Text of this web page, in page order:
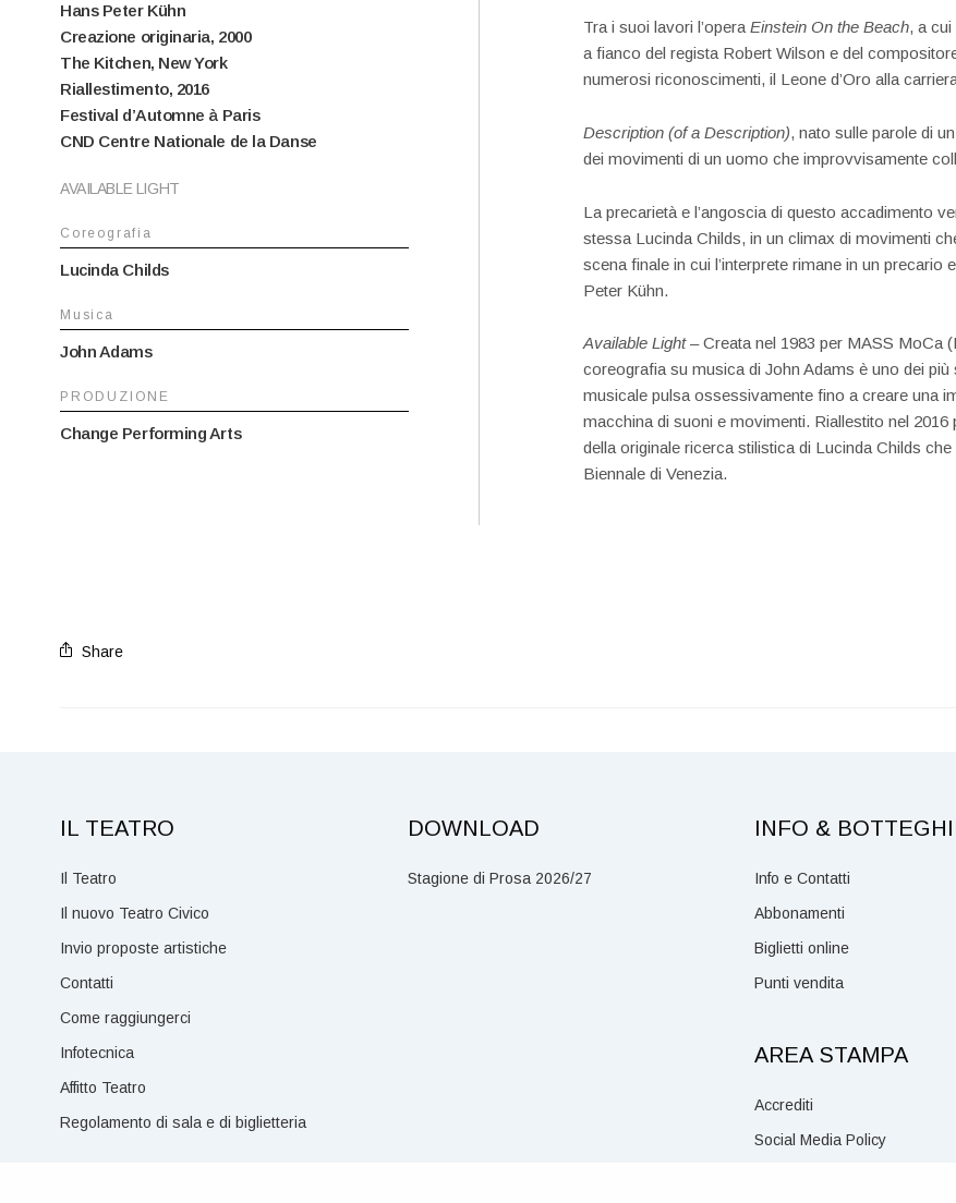
Hans Peter Kühn
Creazione originaria, 2000
The Kitchen, New York
Riallestimento, 2016
Festival d’Automne à Paris
CND Centre Nationale de la Danse
AVAILABLE LIGHT
Coreografia
Lucinda Childs
Musica
John Adams
PRODUZIONE
Change Performing Arts
Tra i suoi lavori l’opera Einstein On the Beach, a cui
a fianco del regista Robert Wilson e del
numerosi riconoscimenti, il Leone d’Oro alla
Description (of a Description), nato sulle parole di
dei movimenti di un uomo che improvvisamente
La precarietà e l’angoscia di questo accadimento
stessa Lucinda Childs, in un climax di movimenti
scena finale in cui l’interprete rimane in un
Peter Kühn.
Available Light– Creata nel 1983 per MASS MoCa
coreografia su musica di John Adams è uno dei
musicale pulsa ossessivamente fino a creare una
macchina di suoni e movimenti. Riallestito nel 2016
della originale ricerca stilistica di Lucinda Childs
Biennale di Venezia.
Share
IL TEATRO
Il Teatro
Il nuovo Teatro Civico
Invio proposte artistiche
Contatti
Come raggiungerci
Infotecnica
Affitto Teatro
Regolamento di sala e di biglietteria
DOWNLOAD
Stagione di Prosa 2026/27
INFO &
Info e Contatti
Abbonamenti
Biglietti online
Punti vendita
AREA STAMPA
Accrediti
Social Media Policy